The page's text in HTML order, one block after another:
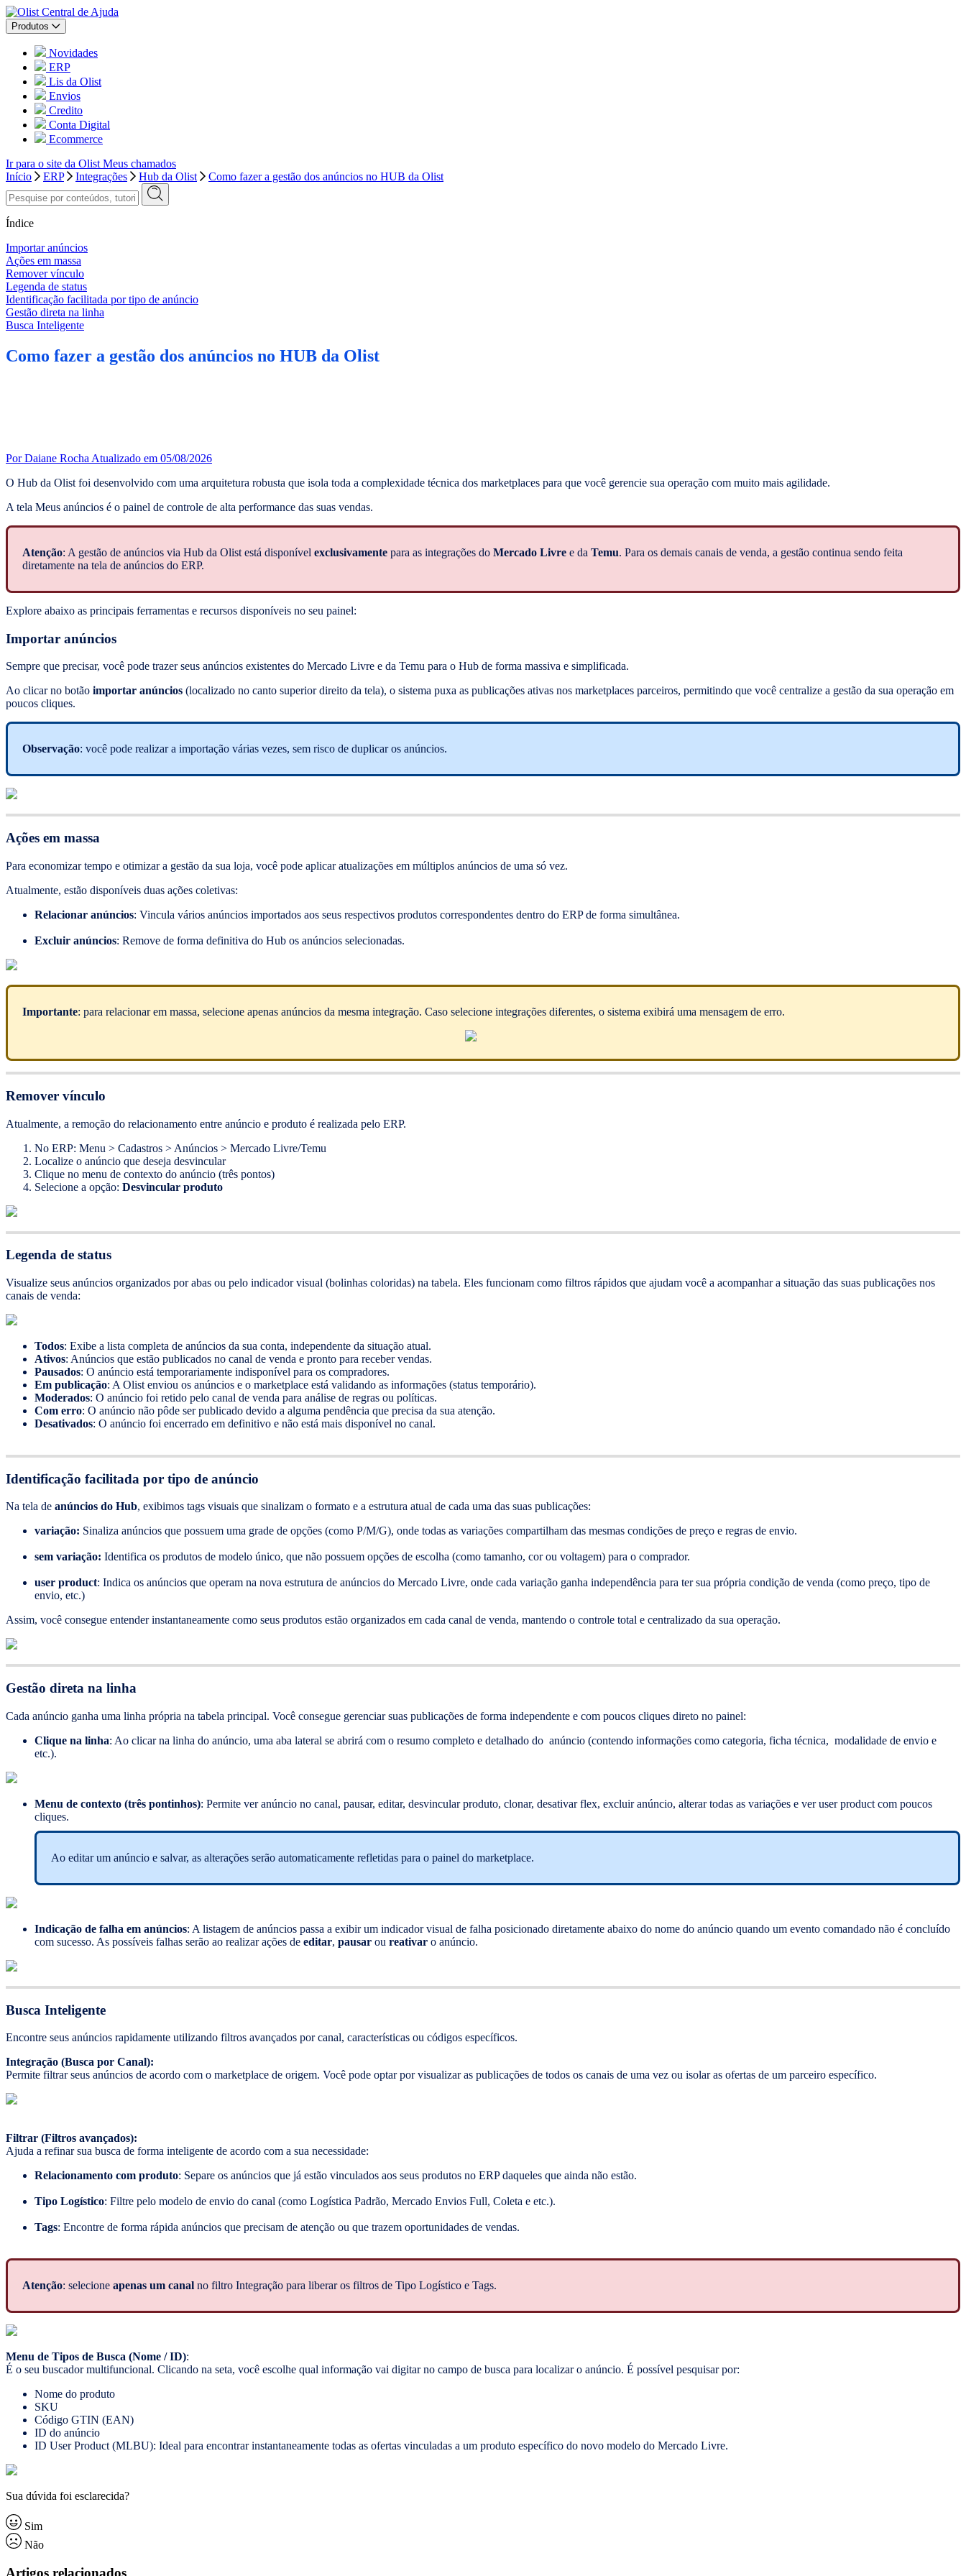
Central de Ajuda
Produtos
Novidades
ERP
Lis da Olist
Envios
Credito
Conta Digital
Ecommerce
Ir para o site da Olist Meus chamados
Início
ERP Integrações Hub da Olist Como fazer a gestão dos anúncios no HUB da Olist
Índice
Importar anúncios
Ações em massa
Remover vínculo
Legenda de status
Identificação facilitada por tipo de anúncio
Gestão direta na linha
Busca Inteligente
Como fazer a gestão dos anúncios no HUB da Olist
Por Daiane Rocha Atualizado em 05/08/2026
O Hub da Olist foi desenvolvido com uma arquitetura robusta que isola toda a complexidade técnica dos marketplaces para que você gerencie sua operação com muito mais agilidade.
A tela Meus anúncios é o painel de controle de alta performance das suas vendas.
Atenção: A gestão de anúncios via Hub da Olist está disponível exclusivamente para as integrações do Mercado Livre e da Temu. Para os demais canais de venda, a gestão continua sendo feita
diretamente na tela de anúncios do ERP.
Explore abaixo as principais ferramentas e recursos disponíveis no seu painel:
Importar anúncios
Sempre que precisar, você pode trazer seus anúncios existentes do Mercado Livre e da Temu para o Hub de forma massiva e simplificada.
Ao clicar no botão importar anúncios (localizado no canto superior direito da tela), o sistema puxa as publicações ativas nos marketplaces parceiros, permitindo que você centralize a gestão da sua operação em
poucos cliques.
Observação: você pode realizar a importação várias vezes, sem risco de duplicar os anúncios.
Ações em massa
Para economizar tempo e otimizar a gestão da sua loja, você pode aplicar atualizações em múltiplos anúncios de uma só vez.
Atualmente, estão disponíveis duas ações coletivas:
Relacionar anúncios: Vincula vários anúncios importados aos seus respectivos produtos correspondentes dentro do ERP de forma simultânea.
Excluir anúncios: Remove de forma definitiva do Hub os anúncios selecionadas.
Importante: para relacionar em massa, selecione apenas anúncios da mesma integração. Caso selecione integrações diferentes, o sistema exibirá uma mensagem de erro.
Remover vínculo
Atualmente, a remoção do relacionamento entre anúncio e produto é realizada pelo ERP.
No ERP: Menu > Cadastros > Anúncios > Mercado Livre/Temu
Localize o anúncio que deseja desvincular
Clique no menu de contexto do anúncio (três pontos)
Selecione a opção: Desvincular produto
Legenda de status
Visualize seus anúncios organizados por abas ou pelo indicador visual (bolinhas coloridas) na tabela. Eles funcionam como filtros rápidos que ajudam você a acompanhar a situação das suas publicações nos
canais de venda:
Todos: Exibe a lista completa de anúncios da sua conta, independente da situação atual.
Ativos: Anúncios que estão publicados no canal de venda e pronto para receber vendas.
Pausados: O anúncio está temporariamente indisponível para os compradores.
Em publicação: A Olist enviou os anúncios e o marketplace está validando as informações (status temporário).
Moderados: O anúncio foi retido pelo canal de venda para análise de regras ou políticas.
Com erro: O anúncio não pôde ser publicado devido a alguma pendência que precisa da sua atenção.
Desativados: O anúncio foi encerrado em definitivo e não está mais disponível no canal.
Identificação facilitada por tipo de anúncio
Na tela de anúncios do Hub, exibimos tags visuais que sinalizam o formato e a estrutura atual de cada uma das suas publicações:
variação: Sinaliza anúncios que possuem uma grade de opções (como P/M/G), onde todas as variações compartilham das mesmas condições de preço e regras de envio.
sem variação: Identifica os produtos de modelo único, que não possuem opções de escolha (como tamanho, cor ou voltagem) para o comprador.
user product: Indica os anúncios que operam na nova estrutura de anúncios do Mercado Livre, onde cada variação ganha independência para ter sua própria condição de venda (como preço, tipo de
envio, etc.)
Assim, você consegue entender instantaneamente como seus produtos estão organizados em cada canal de venda, mantendo o controle total e centralizado da sua operação.
Gestão direta na linha
Cada anúncio ganha uma linha própria na tabela principal. Você consegue gerenciar suas publicações de forma independente e com poucos cliques direto no painel:
Clique na linha: Ao clicar na linha do anúncio, uma aba lateral se abrirá com o resumo completo e detalhado do anúncio (contendo informações como categoria, ficha técnica, modalidade de envio e
etc.).
Menu de contexto (três pontinhos): Permite ver anúncio no canal, pausar, editar, desvincular produto, clonar, desativar flex, excluir anúncio, alterar todas as variações e ver user product com poucos
cliques.
Ao editar um anúncio e salvar, as alterações serão automaticamente refletidas para o painel do marketplace.
Indicação de falha em anúncios: A listagem de anúncios passa a exibir um indicador visual de falha posicionado diretamente abaixo do nome do anúncio quando um evento comandado não é concluído
com sucesso. As possíveis falhas serão ao realizar ações de editar, pausar ou reativar o anúncio.
Busca Inteligente
Encontre seus anúncios rapidamente utilizando filtros avançados por canal, características ou códigos específicos.
Integração (Busca por Canal):
Permite filtrar seus anúncios de acordo com o marketplace de origem. Você pode optar por visualizar as publicações de todos os canais de uma vez ou isolar as ofertas de um parceiro específico.
Filtrar (Filtros avançados):
Ajuda a refinar sua busca de forma inteligente de acordo com a sua necessidade:
Relacionamento com produto: Separe os anúncios que já estão vinculados aos seus produtos no ERP daqueles que ainda não estão.
Tipo Logístico: Filtre pelo modelo de envio do canal (como Logística Padrão, Mercado Envios Full, Coleta e etc.).
Tags: Encontre de forma rápida anúncios que precisam de atenção ou que trazem oportunidades de vendas.
Atenção: selecione apenas um canal no filtro Integração para liberar os filtros de Tipo Logístico e Tags.
Menu de Tipos de Busca (Nome / ID):
É o seu buscador multifuncional. Clicando na seta, você escolhe qual informação vai digitar no campo de busca para localizar o anúncio. É possível pesquisar por:
Nome do produto
SKU
Código GTIN (EAN)
ID do anúncio
ID User Product (MLBU): Ideal para encontrar instantaneamente todas as ofertas vinculadas a um produto específico do novo modelo do Mercado Livre.
Sua dúvida foi esclarecida?
Sim
Não
Artigos relacionados